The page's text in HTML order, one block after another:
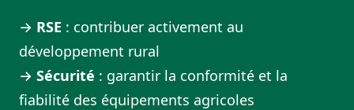
→ RSE : contribuer activement au
développement rural
→ Sécurité : garantir la conformité et la
fiabilité des équipements agricoles